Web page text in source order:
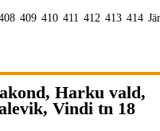
409 410 411 412 413 414
Harku vald,
Vindi tn 18